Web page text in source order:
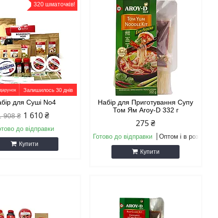
320 шматочків!
Залишилось 30 днів
для Суші No4
908 ₴ 1 610 ₴
до відправки
Купити
Набір для Приготування Супу
Том Ям Aroy-D 332 г
275 ₴
Готово до відправки Оптом і в роздріб
Купити